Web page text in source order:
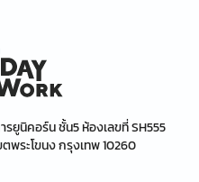
รยูนิคอร์น ชั้น5 ห้องเลขที่ SH555
พระโขนง กรุงเทพ 10260